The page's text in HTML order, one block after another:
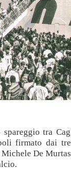
tra
firmato dai
De